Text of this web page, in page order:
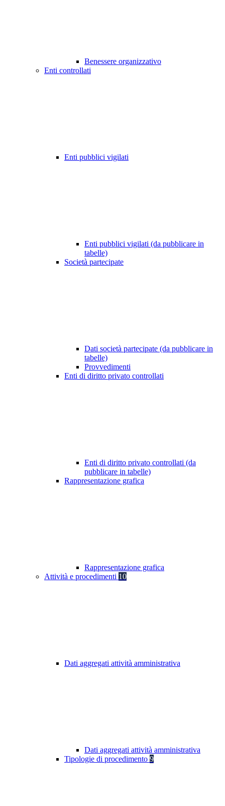
Benessere organizzativo
Enti controllati
Enti pubblici vigilati
Enti pubblici vigilati (da pubblicare in
tabelle)
Società partecipate
Dati società partecipate (da pubblicare in
tabelle)
Provvedimenti
Enti di diritto privato controllati
Enti di diritto privato controllati (da
pubblicare in tabelle)
Rappresentazione grafica
Rappresentazione grafica
Attività e procedimenti 10
Dati aggregati attività amministrativa
Dati aggregati attività amministrativa
Tipologie di procedimento 9